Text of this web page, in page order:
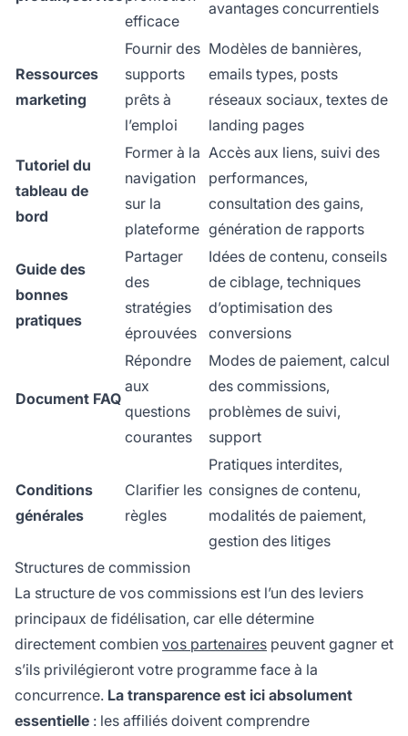
efficace
avantages concurrentiels
Ressources
marketing
Fournir des
supports
prêts à
l’emploi
Modèles de bannières,
emails types, posts
réseaux sociaux, textes de
landing pages
Tutoriel du
tableau de
bord
Former à la
navigation
sur la
plateforme
Accès aux liens, suivi des
performances,
consultation des gains,
génération de rapports
Guide des
bonnes
pratiques
Partager
des
stratégies
éprouvées
Idées de contenu, conseils
de ciblage, techniques
d’optimisation des
conversions
Document FAQ
Répondre
aux
questions
courantes
Modes de paiement, calcul
des commissions,
problèmes de suivi,
support
Conditions
générales
Clarifier les
règles
Pratiques interdites,
consignes de contenu,
modalités de paiement,
gestion des litiges
Structures de commission
La structure de vos commissions est l’un des leviers
principaux de fidélisation, car elle détermine
directement combien vos partenaires peuvent gagner et
s’ils privilégieront votre programme face à la
concurrence. La transparence est ici absolument
essentielle : les affiliés doivent comprendre